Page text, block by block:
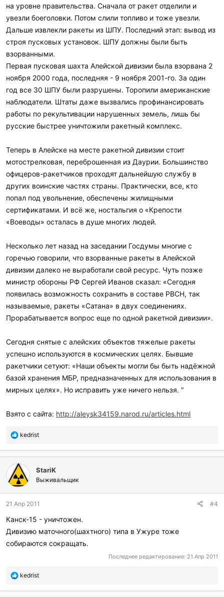
на уровне правительства. Сначала от ракет отделили и
увезли боеголовки. Потом слили топливо и тоже увезли.
Дальше извлекли ракеты из ШПУ. Последний этап: вывод из
строя пусковых установок. ШПУ должны были быть
взорванными.
Первая пусковая шахта Алейской дивизии была взорвана 2
ноября 2000 года, последняя - 9 ноября 2001-го. За один
год все 30 ШПУ были разрушены. Торопили американские
наблюдатели. Штаты даже вызвались профинансировать
работы по рекультивации нарушенных земель, лишь бы
русские быстрее уничтожили ракетный комплекс.
Теперь в Алейске на месте ракетной дивизии стоит
мотострелковая, переброшенная из Даурии. Большинство
офицеров-ракетчиков проходят дальнейшую службу в
других воинские частях страны. Практически, все, кто
попал под увольнение, обеспечены жилищными
сертификатами. И всё же, ностальгия о «Крепости
«Воеводы» осталась в душе многих людей.
Несколько лет назад на заседании Госдумы многие с
горечью говорили, что взорванные ракеты в Алейской
дивизии далеко не выработали свой ресурс. Чуть позже
министр обороны РФ Сергей Иванов сказал: «Сегодня
появилась возможность сохранить в составе РВСН, так
называемые, ракеты «Сатана» в двух соединениях.
Прорабатывается вопрос еще по одной ракетной дивизии».
Сегодня снятые с алейских объектов тяжелые ракеты
успешно используются в космических целях. Бывшие
ракетчики сетуют: «Наши объекты могли бы быть надёжной
базой хранения МБР, предназначенных для использования в
мирных целях». Но исправить уже ничего нельзя. "
Взято с сайта: http://aleysk34159.narod.ru/articles.html
П
б
а
г
о
а
и
л
и
kedrist
StariK
Выживальщик
21 Апр 2011 #4
Канск-15 - уничтожен.
Дивизию маточного(шахтного) типа в Ужуре тоже
собираются сокращать.
Последнее редактирование: 21 Апр 2011
П
б
kedrist